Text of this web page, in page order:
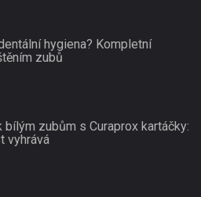
hygiena? Kompletní
zubů
bílým zubům s Curaprox kartáčky:
vyhrává